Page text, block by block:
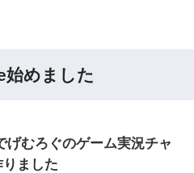
始めました
げむろぐのゲーム実況チャ
ました